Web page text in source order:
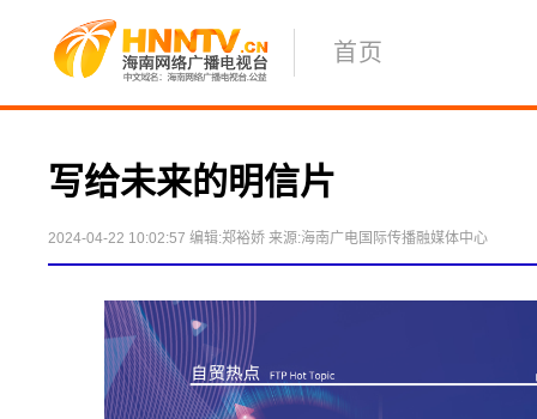
首页
写给未来的明信片
2024-04-22 10:02:57 编辑:郑裕娇 来源:海南广电国际传播融媒体中心